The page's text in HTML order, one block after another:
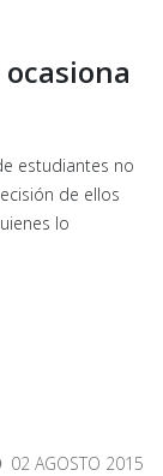
estudiantes no
de ellos
lo
02 AGOSTO 2015